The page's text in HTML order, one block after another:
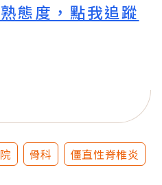
態度，點我追蹤
骨科
僵直性脊椎炎